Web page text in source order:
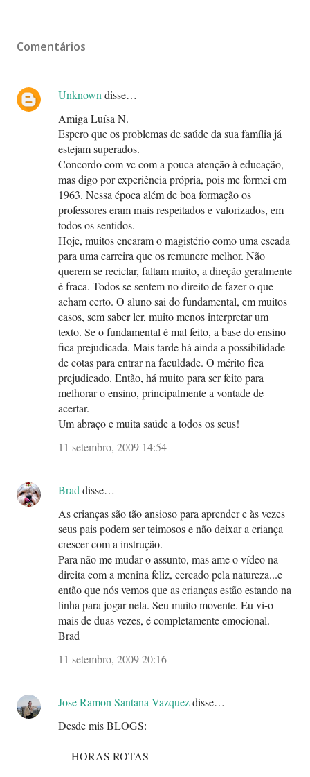
Comentários
Unknowndisse…
Amiga Luísa N.
Espero que os problemas de saúde da sua família já
estejam superados.
Concordo com vc com a pouca atenção à educação,
mas digo por experiência própria, pois me formei em
1963. Nessa época além de boa formação os
professores eram mais respeitados e valorizados, em
todos os sentidos.
Hoje, muitos encaram o magistério como uma escada
para uma carreira que os remunere melhor. Não
querem se reciclar, faltam muito, a direção geralmente
é fraca. Todos se sentem no direito de fazer o que
acham certo. O aluno sai do fundamental, em muitos
casos, sem saber ler, muito menos interpretar um
texto. Se o fundamental é mal feito, a base do ensino
fica prejudicada. Mais tarde há ainda a possibilidade
de cotas para entrar na faculdade. O mérito fica
prejudicado. Então, há muito para ser feito para
melhorar o ensino, principalmente a vontade de
acertar.
Um abraço e muita saúde a todos os seus!
11 setembro, 2009 14:54
Braddisse…
As crianças são tão ansioso para aprender e às vezes
seus pais podem ser teimosos e não deixar a criança
crescer com a instrução.
Para não me mudar o assunto, mas ame o vídeo na
direita com a menina feliz, cercado pela natureza...e
então que nós vemos que as crianças estão estando na
linha para jogar nela. Seu muito movente. Eu vi-o
mais de duas vezes, é completamente emocional.
Brad
11 setembro, 2009 20:16
Jose Ramon Santana Vazquezdisse…
Desde mis BLOGS:
--- HORAS ROTAS ---